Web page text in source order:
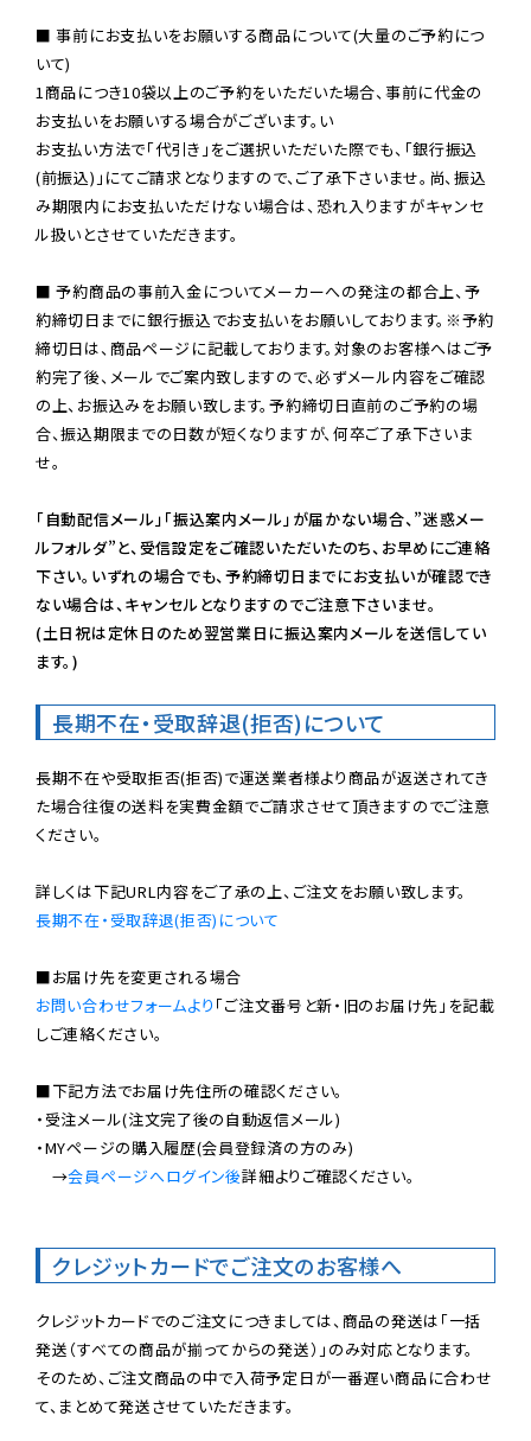
■ 事前にお支払いをお願いする商品について(大量のご予約につ
いて)
1商品につき10袋以上のご予約をいただいた場合、事前に代金の
お支払いをお願いする場合がございます。い
お支払い方法で「代引き」をご選択いただいた際でも、「銀行振込
(前振込)」にてご請求となりますので、ご了承下さいませ。尚、振込
み期限内にお支払いただけない場合は、恐れ入りますがキャンセ
ル扱いとさせていただきます。
■ 予約商品の事前入金についてメーカーへの発注の都合上、予
約締切日までに銀行振込でお支払いをお願いしております。※予約
締切日は、商品ページに記載しております。対象のお客様へはご予
約完了後、メールでご案内致しますので、必ずメール内容をご確認
の上、お振込みをお願い致します。予約締切日直前のご予約の場
合、振込期限までの日数が短くなりますが、何卒ご了承下さいま
せ。
「自動配信メール」「振込案内メール」が届かない場合、”迷惑メー
ルフォルダ”と、受信設定をご確認いただいたのち、お早めにご連絡
下さい。いずれの場合でも、予約締切日までにお支払いが確認でき
ない場合は、キャンセルとなりますのでご注意下さいませ。
(土日祝は定休日のため翌営業日に振込案内メールを送信してい
ます。)
長期不在・受取辞退(拒否)について
長期不在や受取拒否(拒否)で運送業者様より商品が返送されてき
た場合往復の送料を実費金額でご請求させて頂きますのでご注意
ください。
長期不在・受取辞退(拒否)について
お問い合わせフォームより 「ご注文番号と新・旧のお届け先」を記載
しご連絡ください。
■下記方法でお届け先住所の確認ください。
・受注メール(注文完了後の自動返信メール)
・MYページの購入履歴(会員登録済の方のみ)
→会員ページへログイン後詳細よりご確認ください。
クレジットカードでご注文のお客様へ
クレジットカードでのご注文につきましては、商品の発送は「一括
発送（すべての商品が揃ってからの発送）」のみ対応となります。
そのため、ご注文商品の中で入荷予定日が一番遅い商品に合わせ
て、まとめて発送させていただきます。